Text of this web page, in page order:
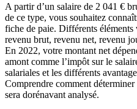
A partir d’un salaire de 2 041 €
de ce type, vous souhaitez
fiche de paie. Différents
revenu brut, revenu net, revenu
En 2022, votre montant net
amont comme l’impôt sur le
salariales et les différents
Comprendre comment
sera dorénavant analysé.